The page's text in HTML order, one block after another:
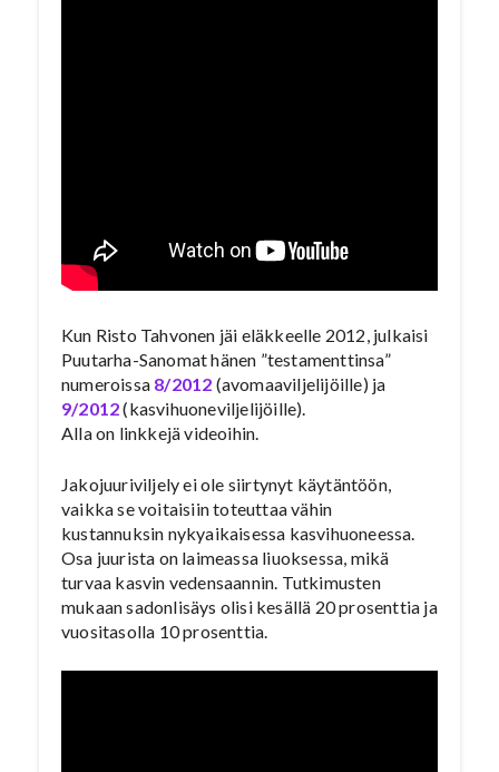
Kun Risto Tahvonen jäi eläkkeelle 2012, julkaisi
Puutarha-Sanomat hänen ”testamenttinsa”
numeroissa 8/2012 (avomaaviljelijöille) ja
9/2012(kasvihuoneviljelijöille).
Alla on linkkejä videoihin.
Jakojuuriviljely ei ole siirtynyt käytäntöön,
vaikka se voitaisiin toteuttaa vähin
kustannuksin nykyaikaisessa kasvihuoneessa.
Osa juurista on laimeassa liuoksessa, mikä
turvaa kasvin vedensaannin. Tutkimusten
mukaan sadonlisäys olisi kesällä 20 prosenttia ja
vuositasolla 10 prosenttia.